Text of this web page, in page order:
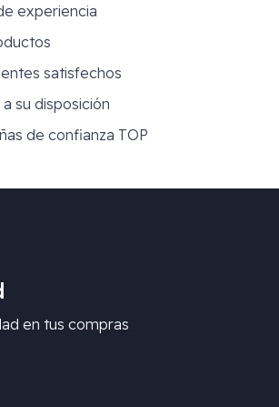
experiencia
satisfechos
a su disposición
de confianza TOP
en tus compras